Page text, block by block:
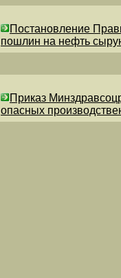
Постановление
пошлин на нефть
Приказ
опасных